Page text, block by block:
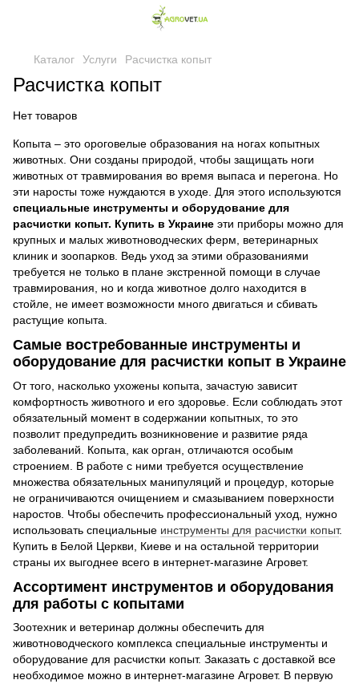
Каталог Услуги Расчистка копыт
Расчистка копыт
Нет товаров
Копыта – это ороговелые образования на ногах копытных
животных. Они созданы природой, чтобы защищать ноги
животных от травмирования во время выпаса и перегона. Но
эти наросты тоже нуждаются в уходе. Для этого используются
специальные инструменты и оборудование для
расчистки копыт. Купить в Украине эти приборы можно для
крупных и малых животноводческих ферм, ветеринарных
клиник и зоопарков. Ведь уход за этими образованиями
требуется не только в плане экстренной помощи в случае
травмирования, но и когда животное долго находится в
стойле, не имеет возможности много двигаться и сбивать
растущие копыта.
Самые востребованные инструменты и
оборудование для расчистки копыт в Украине
От того, насколько ухожены копыта, зачастую зависит
комфортность животного и его здоровье. Если соблюдать этот
обязательный момент в содержании копытных, то это
позволит предупредить возникновение и развитие ряда
заболеваний. Копыта, как орган, отличаются особым
строением. В работе с ними требуется осуществление
множества обязательных манипуляций и процедур, которые
не ограничиваются очищением и смазыванием поверхности
наростов. Чтобы обеспечить профессиональный уход, нужно
использовать специальные инструменты для расчистки копыт.
Купить в Белой Церкви, Киеве и на остальной территории
страны их выгоднее всего в интернет-магазине Агровет.
Ассортимент инструментов и оборудования
для работы с копытами
Зоотехник и ветеринар должны обеспечить для
животноводческого комплекса специальные инструменты и
оборудование для расчистки копыт. Заказать с доставкой все
необходимое можно в интернет-магазине Агровет. В первую